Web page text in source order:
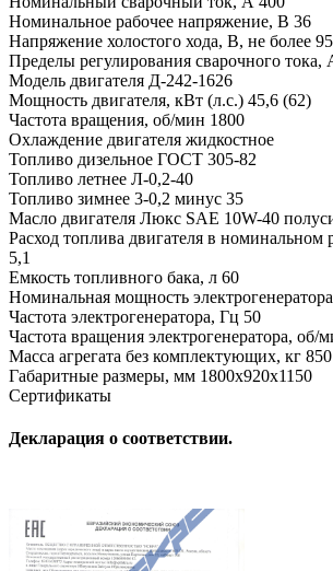
Номинальное рабочее напряжение, В 36
Напряжение холостого хода, В, не более 95
Пределы регулирования сварочного тока,
Модель двигателя Д-242-1626
Мощность двигателя, кВт (л.с.) 45,6 (62)
Частота вращения, об/мин 1800
Охлаждение двигателя жидкостное
Топливо дизельное ГОСТ 305-82
Топливо летнее Л-0,2-40
Топливо зимнее 3-0,2 минус 35
Масло двигателя Люкс SAE 10W-40
Расход топлива двигателя в номинальном
5,1
Емкость топливного бака, л 60
Номинальная мощность
Частота электрогенератора, Гц 50
Частота вращения электрогенератора, об/
Масса агрегата без комплектующих, кг 850
Габаритные размеры, мм 1800х920х1150
Сертификаты
Декларация о соответствии.